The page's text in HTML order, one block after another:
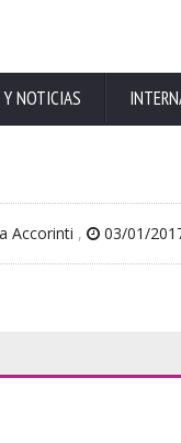
NOTICIAS
Accorinti , 03/01/